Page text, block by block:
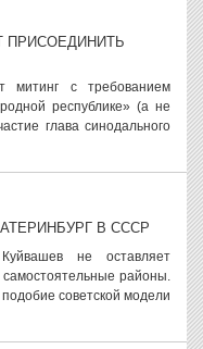
ПРИСОЕДИНИТЬ
с требованием
республике» (а не
глава синодального
В СССР
не оставляет
самостоятельные районы.
советской модели